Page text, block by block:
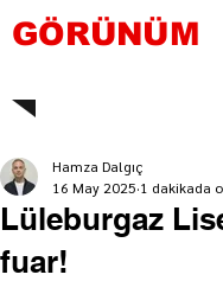
GÖRÜNÜM
Lüleburgaz
fuar!
Hamza Dalgıç
16 May 2025 1 dakikada